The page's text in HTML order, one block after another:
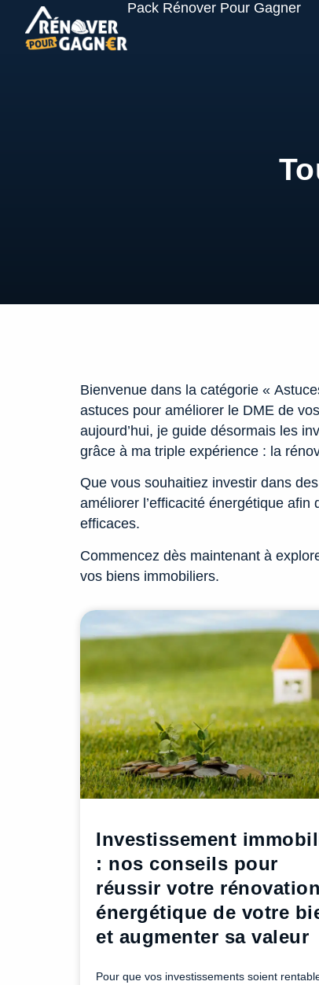
Pack Rénover Pour Gagner
Bienvenue dans la catégorie «
astuces pour améliorer le DME de
aujourd’hui, je guide désormais les
grâce à ma triple expérience : la
Que vous souhaitiez investir dans
améliorer l’efficacité énergétique
efficaces.
Commencez dès maintenant à
vos biens immobiliers.
Investissement
: nos conseils pour
réussir votre rénovation
énergétique de votre
et augmenter sa valeur
Pour que vos investissements soient